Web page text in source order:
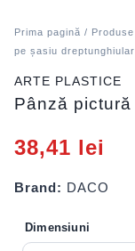
Prima pagină / Produse
pe șasiu dreptunghiular
ARTE PLASTICE
Pânză
38,41 lei
Brand: DACO
Dimensiuni